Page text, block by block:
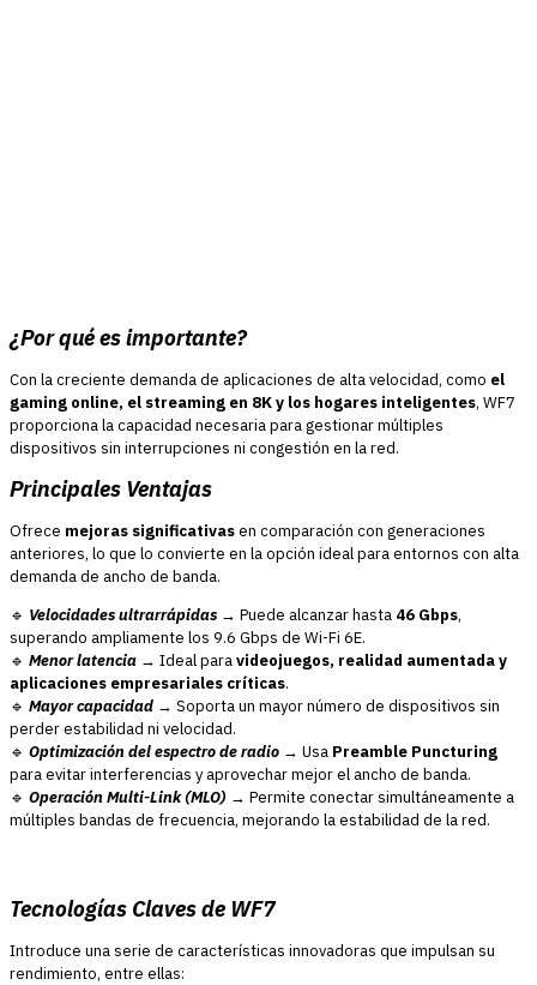
¿Por qué es importante?
Con la creciente demanda de aplicaciones de alta velocidad, como el
gaming online, el streaming en 8K y los hogares inteligentes, WF7
proporciona la capacidad necesaria para gestionar múltiples
dispositivos sin interrupciones ni congestión en la red.
Principales Ventajas
Ofrece mejoras significativasen comparación con generaciones
anteriores, lo que lo convierte en la opción ideal para entornos con alta
demanda de ancho de banda.
🔹 Velocidades ultrarrápidas → Puede alcanzar hasta 46 Gbps,
superando ampliamente los 9.6 Gbps de Wi-Fi 6E.
🔹 Menor latencia → Ideal paravideojuegos, realidad aumentada y
aplicaciones empresariales críticas.
🔹 Mayor capacidad → Soporta un mayor número de dispositivos sin
perder estabilidad ni velocidad.
🔹 Optimización del espectro de radio → Usa Preamble Puncturing
para evitar interferencias y aprovechar mejor el ancho de banda.
🔹 Operación Multi-Link (MLO) → Permite conectar simultáneamente a
múltiples bandas de frecuencia, mejorando la estabilidad de la red.
Tecnologías Claves de WF7
Introduce una serie de características innovadoras que impulsan su
rendimiento, entre ellas: